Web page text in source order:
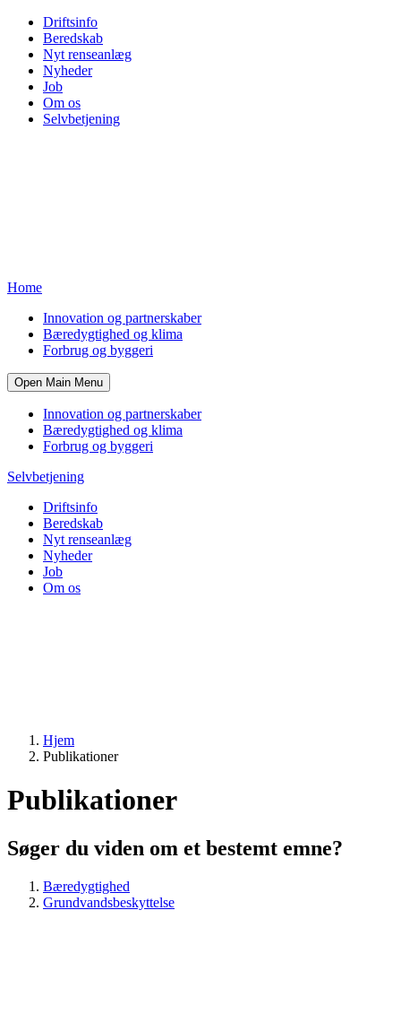
Driftsinfo
Beredskab
Nyt renseanlæg
Nyheder
Job
Om os
Selvbetjening
Home
Innovation og partnerskaber
Bæredygtighed og klima
Forbrug og byggeri
Open Main Menu
Innovation og partnerskaber
Bæredygtighed og klima
Forbrug og byggeri
Selvbetjening
Driftsinfo
Beredskab
Nyt renseanlæg
Nyheder
Job
Om os
Hjem
Publikationer
Publikationer
Søger du viden om et bestemt emne?
Bæredygtighed
Grundvandsbeskyttelse